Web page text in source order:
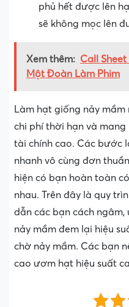
phủ hết được lên
sẽ không mọc lên
Xem thêm: Call Sheet
Một Đoàn Làm Phim
Làm hạt giống nảy
chi phí thời hạn và
tài chính cao. Các bước
nhanh vô cùng đơn
hiện có bạn hoàn toàn
nhau. Trên đây là quy
dẫn các bạn cách
nảy mầm đem lại hiệu
chờ nảy mầm. Các bạn
cao ươm hạt hiệu suất